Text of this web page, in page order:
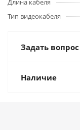
Длина кабеля
Тип видеокабеля
Задать вопрос
Наличие